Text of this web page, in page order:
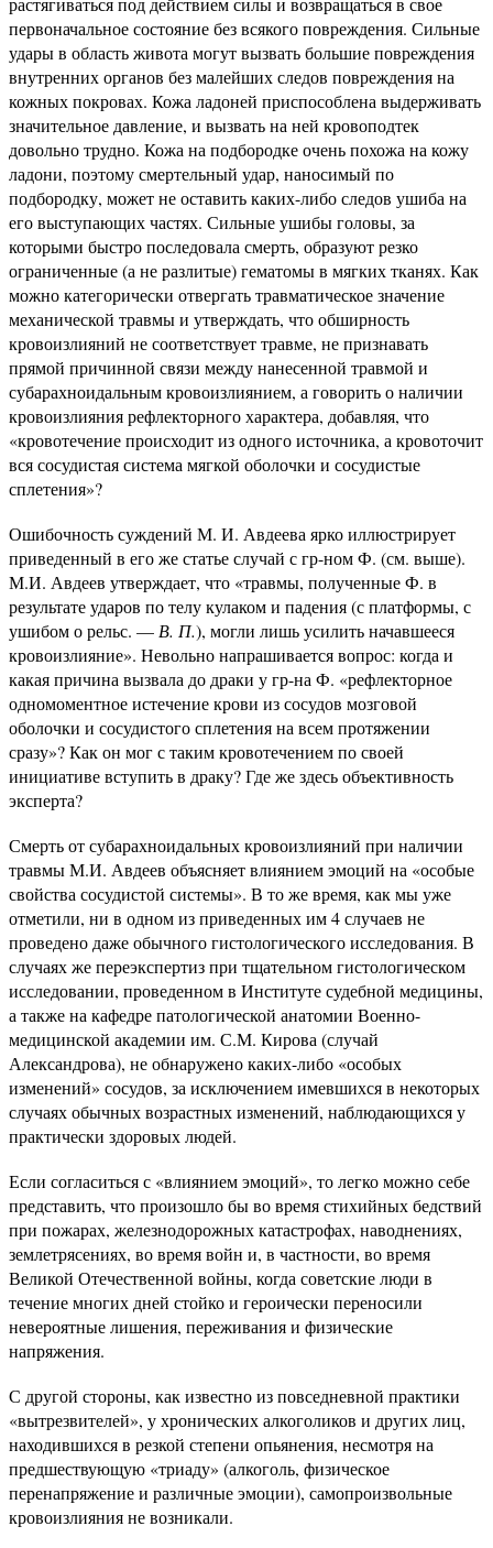
первоначальное состояние без всякого повреждения. Сильные
удары в область живота могут вызвать большие повреждения
внутренних органов без малейших следов повреждения на
кожных покровах. Кожа ладоней приспособлена выдерживать
значительное давление, и вызвать на ней кровоподтек
довольно трудно. Кожа на подбородке очень похожа на кожу
ладони, поэтому смертельный удар, наносимый по
подбородку, может не оставить каких-либо следов ушиба на
его выступающих частях. Сильные ушибы головы, за
которыми быстро последовала смерть, образуют резко
ограниченные (а не разлитые) гематомы в мягких тканях. Как
можно категорически отвергать травматическое значение
механической травмы и утверждать, что обширность
кровоизлияний не соответствует травме, не признавать
прямой причинной связи между нанесенной травмой и
субарахноидальным кровоизлиянием, а говорить о наличии
кровоизлияния рефлекторного характера, добавляя, что
«кровотечение происходит из одного источника, а кровоточит
вся сосудистая система мягкой оболочки и сосудистые
сплетения»?
Ошибочность суждений М. И. Авдеева ярко иллюстрирует
приведенный в его же статье случай с гр-ном Ф. (см. выше).
М.И. Авдеев утверждает, что «травмы, полученные Ф. в
результате ударов по телу кулаком и падения (с платформы, с
ушибом о рельс. — В. П.), могли лишь усилить начавшееся
кровоизлияние». Невольно напрашивается вопрос: когда и
какая причина вызвала до драки у гр-на Ф. «рефлекторное
одномоментное истечение крови из сосудов мозговой
оболочки и сосудистого сплетения на всем протяжении
сразу»? Как он мог с таким кровотечением по своей
инициативе вступить в драку? Где же здесь объективность
эксперта?
Смерть от субарахноидальных кровоизлияний при наличии
травмы М.И. Авдеев объясняет влиянием эмоций на «особые
свойства сосудистой системы». В то же время, как мы уже
отметили, ни в одном из приведенных им 4 случаев не
проведено даже обычного гистологического исследования. В
случаях же переэкспертиз при тщательном гистологическом
исследовании, проведенном в Институте судебной медицины,
а также на кафедре патологической анатомии Военно-
медицинской академии им. С.М. Кирова (случай
Александрова), не обнаружено каких-либо «особых
изменений» сосудов, за исключением имевшихся в некоторых
случаях обычных возрастных изменений, наблюдающихся у
практически здоровых людей.
Если согласиться с «влиянием эмоций», то легко можно себе
представить, что произошло бы во время стихийных бедствий
при пожарах, железнодорожных катастрофах, наводнениях,
землетрясениях, во время войн и, в частности, во время
Великой Отечественной войны, когда советские люди в
течение многих дней стойко и героически переносили
невероятные лишения, переживания и физические
напряжения.
С другой стороны, как известно из повседневной практики
«вытрезвителей», у хронических алкоголиков и других лиц,
находившихся в резкой степени опьянения, несмотря на
предшествующую «триаду» (алкоголь, физическое
перенапряжение и различные эмоции), самопроизвольные
кровоизлияния не возникали.